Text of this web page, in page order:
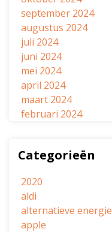
september 2024
augustus 2024
juli 2024
juni 2024
mei 2024
april 2024
maart 2024
februari 2024
Categorieën
2020
aldi
alternatieve energie
apple